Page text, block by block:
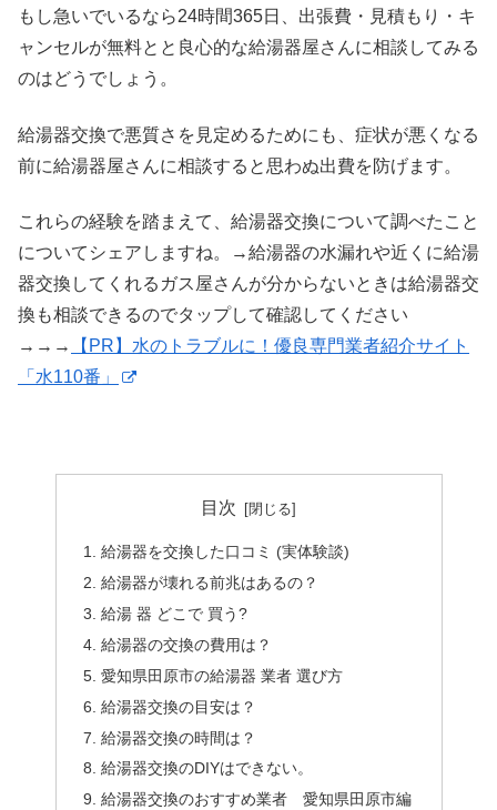
もし急いでいるなら24時間365日、出張費・見積もり・キ
ャンセルが無料とと良心的な給湯器屋さんに相談してみる
のはどうでしょう。
給湯器交換で悪質さを見定めるためにも、症状が悪くなる
前に給湯器屋さんに相談すると思わぬ出費を防げます。
これらの経験を踏まえて、給湯器交換について調べたこと
についてシェアしますね。→給湯器の水漏れや近くに給湯
器交換してくれるガス屋さんが分からないときは給湯器交
換も相談できるのでタップして確認してください
→→→
【PR】水のトラブルに！優良専門業者紹介サイト
「水110番」
目次
給湯器を交換した口コミ (実体験談)
給湯器が壊れる前兆はあるの？
給湯 器 どこで 買う?
給湯器の交換の費用は？
愛知県田原市の給湯器 業者 選び方
給湯器交換の目安は？
給湯器交換の時間は？
給湯器交換のDIYはできない。
給湯器交換のおすすめ業者 愛知県田原市編